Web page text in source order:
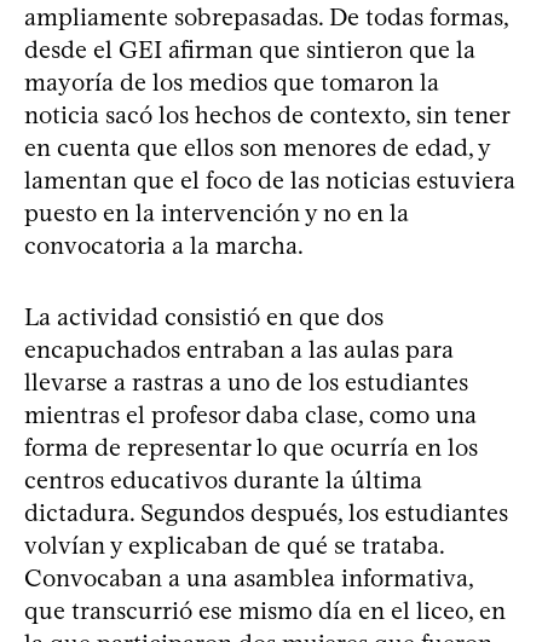
ampliamente sobrepasadas. De todas formas,
desde el GEI afirman que sintieron que la
mayoría de los medios que tomaron la
noticia sacó los hechos de contexto, sin tener
en cuenta que ellos son menores de edad, y
lamentan que el foco de las noticias estuviera
puesto en la intervención y no en la
convocatoria a la marcha.
La actividad consistió en que dos
encapuchados entraban a las aulas para
llevarse a rastras a uno de los estudiantes
mientras el profesor daba clase, como una
forma de representar lo que ocurría en los
centros educativos durante la última
dictadura. Segundos después, los estudiantes
volvían y explicaban de qué se trataba.
Convocaban a una asamblea informativa,
que transcurrió ese mismo día en el liceo, en